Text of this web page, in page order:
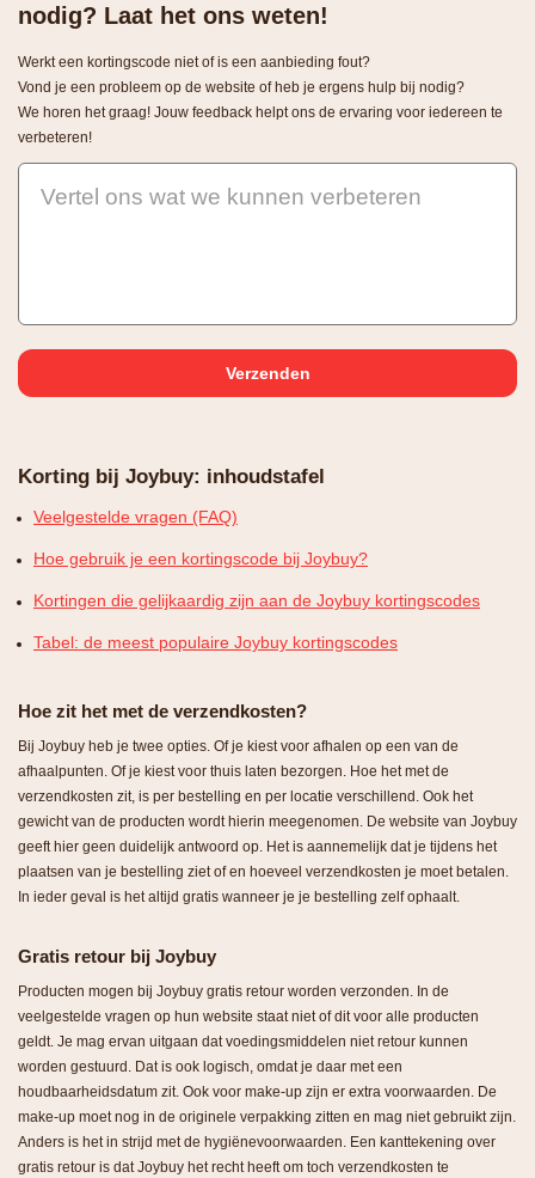
nodig? Laat het ons weten!
Werkt een kortingscode niet of is een aanbieding fout?
Vond je een probleem op de website of heb je ergens hulp bij nodig?
We horen het graag! Jouw feedback helpt ons de ervaring voor iedereen te
verbeteren!
Vertel ons wat we kunnen verbeteren
Korting bij Joybuy: inhoudstafel
Veelgestelde vragen (FAQ)
Hoe gebruik je een kortingscode bij Joybuy?
Kortingen die gelijkaardig zijn aan de Joybuy kortingscodes
Tabel: de meest populaire Joybuy kortingscodes
Hoe zit het met de verzendkosten?
Bij Joybuy heb je twee opties. Of je kiest voor afhalen op een van de
afhaalpunten. Of je kiest voor thuis laten bezorgen. Hoe het met de
verzendkosten zit, is per bestelling en per locatie verschillend. Ook het
gewicht van de producten wordt hierin meegenomen. De website van Joybuy
geeft hier geen duidelijk antwoord op. Het is aannemelijk dat je tijdens het
plaatsen van je bestelling ziet of en hoeveel verzendkosten je moet betalen.
In ieder geval is het altijd gratis wanneer je je bestelling zelf ophaalt.
Gratis retour bij Joybuy
Producten mogen bij Joybuy gratis retour worden verzonden. In de
veelgestelde vragen op hun website staat niet of dit voor alle producten
geldt. Je mag ervan uitgaan dat voedingsmiddelen niet retour kunnen
worden gestuurd. Dat is ook logisch, omdat je daar met een
houdbaarheidsdatum zit. Ook voor make-up zijn er extra voorwaarden. De
make-up moet nog in de originele verpakking zitten en mag niet gebruikt zijn.
Anders is het in strijd met de hygiënevoorwaarden. Een kanttekening over
gratis retour is dat Joybuy het recht heeft om toch verzendkosten te